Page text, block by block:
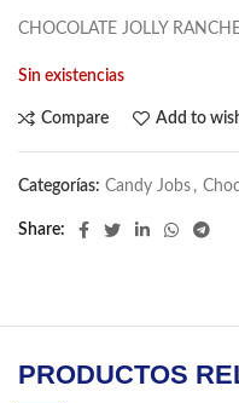
CHOCOLATE JOLLY
Sin existencias
Compare Add to
Categorías: Candy Jobs ,
Share
PRODUCTOS